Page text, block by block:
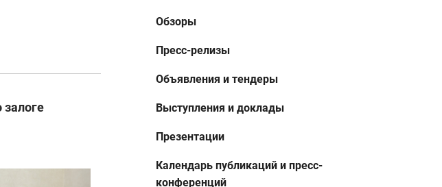
Обзоры
Пресс-релизы
Объявления и тендеры
Выступления и доклады
Презентации
Календарь публикаций и пресс-
конференций